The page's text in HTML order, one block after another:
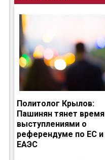
Политолог Крылов:
Пашинян тянет время
выступлениями о
референдуме по ЕС и
ЕАЭС